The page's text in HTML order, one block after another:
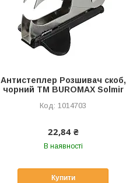
Антистеплер Розшивач скоб,
чорний ТМ BUROMAX Solmir
1014703
22,84 ₴
В наявності
Купити